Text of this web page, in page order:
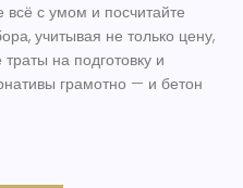
с умом и посчитайте
учитывая не только цену,
на подготовку и
грамотно — и бетон